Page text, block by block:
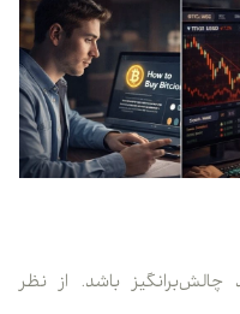
چالش‌برانگیز باشد. از نظر